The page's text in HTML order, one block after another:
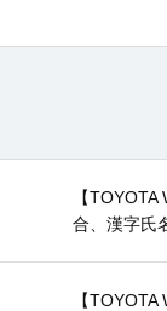
【
合、漢字氏
【